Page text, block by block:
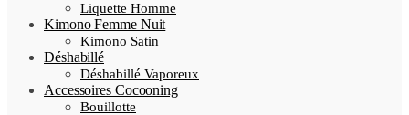
Liquette Homme
Kimono Femme Nuit
Kimono Satin
Déshabillé
Déshabillé Vaporeux
Accessoires Cocooning
Bouillotte